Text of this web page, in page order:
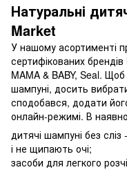
Натуральні
Market
У нашому асортименті
сертифікованих
MAMA & BABY, Seal. Щоб
шампуні, досить
сподобався, додати
онлайн-режимі. В
дитячі шампуні без
і не щипають очі;
засоби для легкого